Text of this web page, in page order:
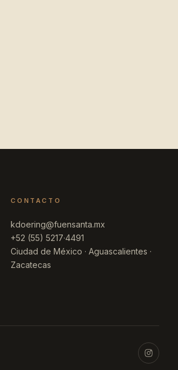
CONTACTO
kdoering@fuensanta.mx
+52 (55) 5217·4491
Ciudad de México · Aguascalientes ·
Zacatecas